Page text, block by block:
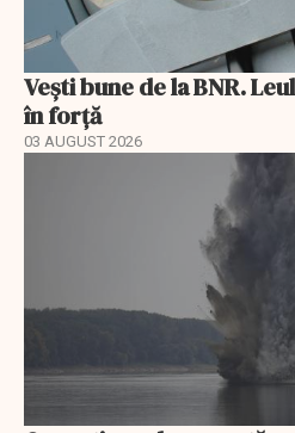
Vești bune de la BNR.
în forță
03 AUGUST 2026